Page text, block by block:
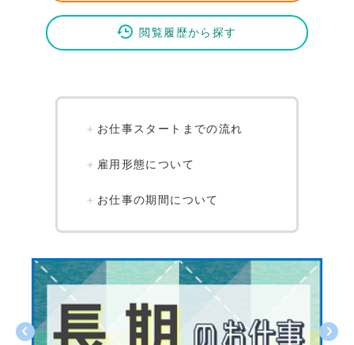
閲覧履歴から探す
お仕事スタートまでの流れ
雇用形態について
お仕事の期間について